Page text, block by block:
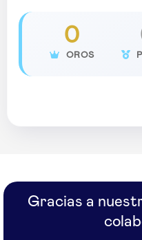
0
OROS
Gracias a